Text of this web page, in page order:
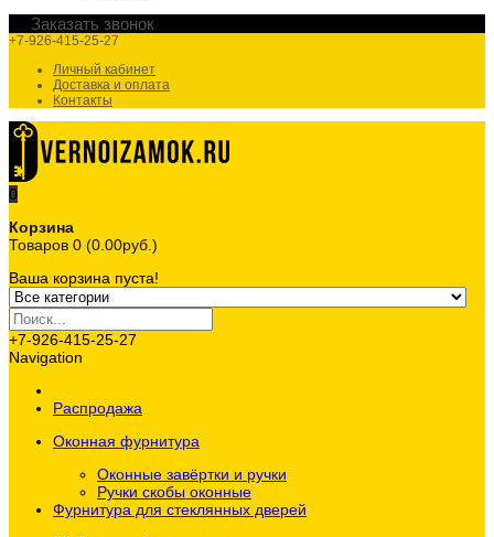
Заказать звонок
+7-926-415-25-27
Личный кабинет
Доставка и оплата
Контакты
0
Корзина
Товаров 0 (0.00руб.)
Ваша корзина пуста!
+7-926-415-25-27
Navigation
Распродажа
Оконная фурнитура
Оконные завёртки и ручки
Ручки скобы оконные
Фурнитура для стеклянных дверей